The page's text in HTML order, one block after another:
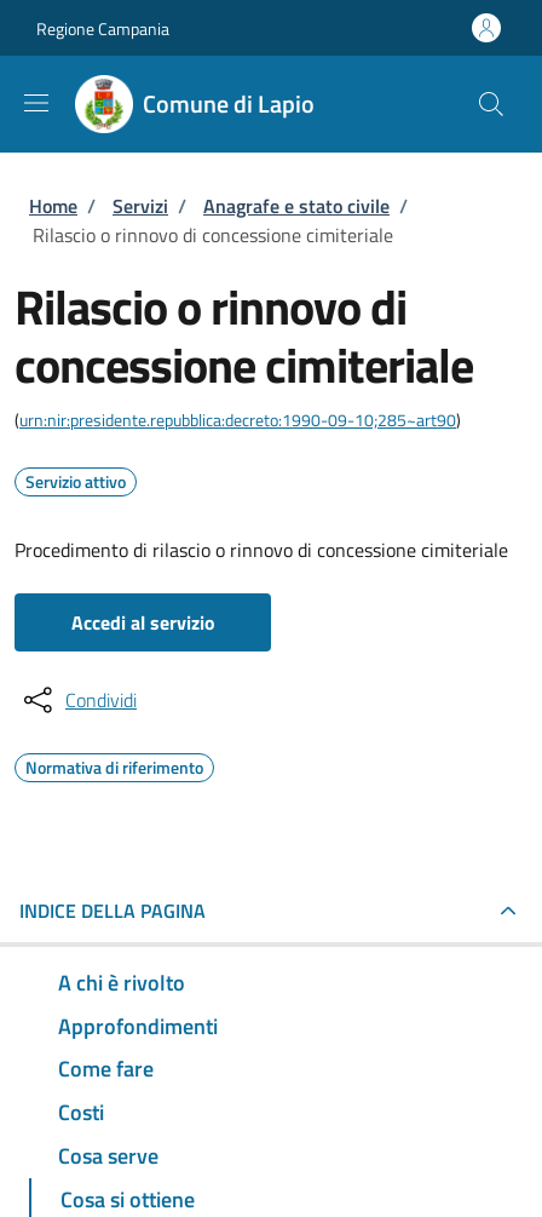
Regione Campania
Comune di Lapio
Briciole di pane
Home / Servizi / Anagrafe e stato civile /
Rilascio o rinnovo di concessione cimiteriale
Rilascio o rinnovo di
concessione cimiteriale
(urn:nir:presidente.repubblica:decreto:1990-09-10;285~art90)
Servizio attivo
Procedimento di rilascio o rinnovo di concessione cimiteriale
Accedi al servizio
Condividi
Normativa di riferimento
INDICE DELLA PAGINA
A chi è rivolto
Approfondimenti
Come fare
Costi
Cosa serve
Cosa si ottiene